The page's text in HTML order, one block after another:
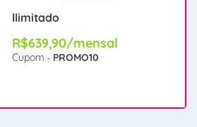
Ilimitado
R$639,90/mensal
Cupom - PROMO10